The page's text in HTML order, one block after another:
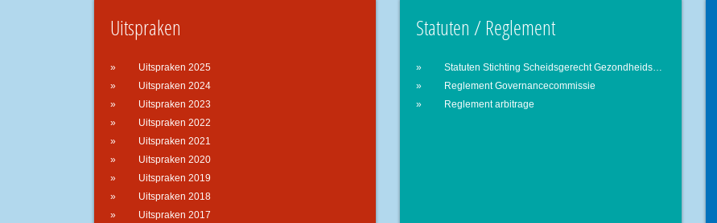
Uitspraken
Uitspraken 2025
Uitspraken 2024
Uitspraken 2023
Uitspraken 2022
Uitspraken 2021
Uitspraken 2020
Uitspraken 2019
Uitspraken 2018
Uitspraken 2017
Statuten / Reglement
Statuten Stichting Scheidsgerecht Gezondheidszorg
Reglement Governancecommissie
Reglement arbitrage